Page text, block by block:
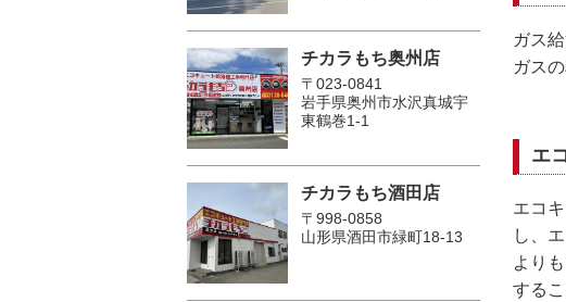
ガス
ガス
エ
エコ
し、
より
する
チカラもち奥州店
〒023-0841
岩手県奥州市水沢真城宇
東鶴巻1‐1
チカラもち酒田店
〒998-0858
山形県酒田市緑町18-13